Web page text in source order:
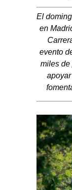
El
en
evento
miles de